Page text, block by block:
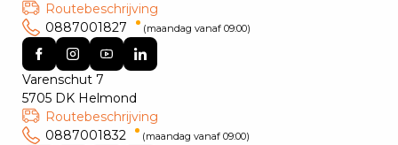
Routebeschrijving
0887001827
(maandag vanaf 09:00)
Varenschut 7
5705 DK Helmond
Routebeschrijving
0887001832
(maandag vanaf 09:00)